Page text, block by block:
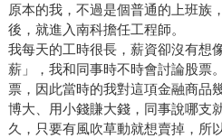
原本的我，不過是個普通的上班族
後，就進入南科擔任工程師。
我每天的工時很長，薪資卻沒有想
薪」，我和同事時不時會討論股票
票，因此當時的我對這項金融商品
博大、用小錢賺大錢，同事說哪支
久，只要有風吹草動就想賣掉，所